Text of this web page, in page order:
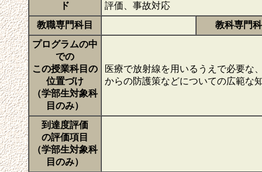
ド
評価、事故対応
教職専門科目
教科専門
プログラムの中
での
この授業科目の
位置づけ
（学部生対象科
目のみ）
医療で放射線を用いるうえで必要な
からの防護策などについての広範な
到達度評価
の評価項目
（学部生対象科
目のみ）